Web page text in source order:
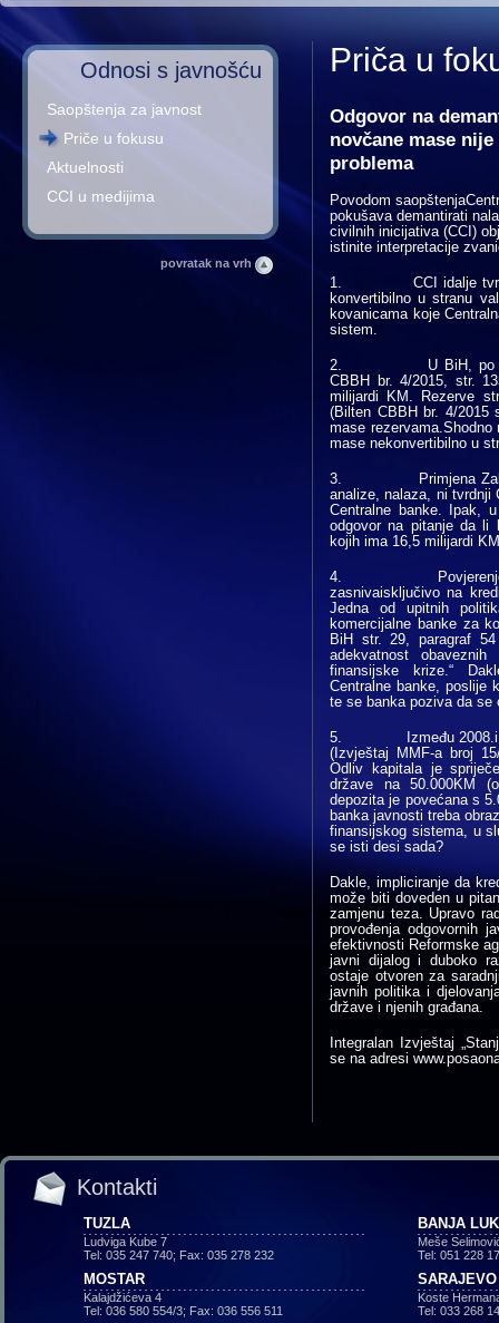
Odnosi s javnošću
Saopštenja za javnost
Priče u fokusu
Aktuelnosti
CCI u medijima
povratak na vrh
Priča u
Odgovor na
novčane mase
problema
Povodom
pokušava demantirati
civilnih inicijativa (CCI)
istinite interpretacije
1. CCI idalje tvrdi da
konvertibilno u stranu
kovanicama koje
sistem.
2. U BiH, po
CBBH br. 4/2015, str.
milijardi KM. Rezerve
(Bilten CBBH br. 4/2015
mase
mase nekonvertibilno u
3. Primjena Zakona
analize, nalaza, ni tvrdnji
Centralne banke. Ipak,
odgovor na pitanje da li
kojih ima 16,5 milijardi
4. Povjerenje u
zasnivaisključivo na
Jedna od upitnih
komercijalne banke za
BiH str. 29, paragraf 54
adekvatnost
finansijske krize.“
Centralne banke, poslije
te se banka poziva da se
5. Između 2008.i
(Izvještaj MMF-a broj
Odliv kapitala je
države na 50.000KM
depozita je povećana s
banka javnosti treba
finansijskog sistema, u
se isti desi sada?
Dakle, impliciranje da
može biti doveden u
zamjenu teza. Upravo
provođenja odgovornih
efektivnosti Reformske
javni dijalog i duboko
ostaje otvoren za
javnih politika i
države i njenih građana.
Integralan Izvještaj
se na adresi
Kontakti
TUZLA
Ludviga Kube 7
Tel: 035 247 740; Fax: 035 278 232
MOSTAR
Kalajdžićeva 4
Tel: 036 580 554/3; Fax: 036 556 511
BANJA
Meše
Tel: 051 228
SARAJEVO
Koste
Tel: 033 268